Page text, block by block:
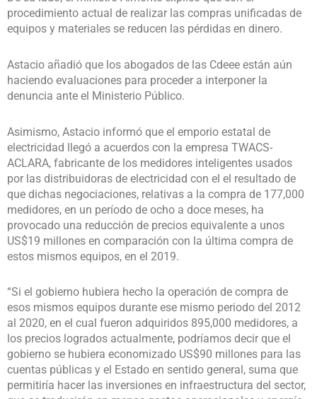
procedimiento actual de realizar las compras unificadas de
equipos y materiales se reducen las pérdidas en dinero.
Astacio añadió que los abogados de las Cdeee están aún
haciendo evaluaciones para proceder a interponer la
denuncia ante el Ministerio Público.
Asimismo, Astacio informó que el emporio estatal de
electricidad llegó a acuerdos con la empresa TWACS-
ACLARA, fabricante de los medidores inteligentes usados
por las distribuidoras de electricidad con el el resultado de
que dichas negociaciones, relativas a la compra de 177,000
medidores, en un período de ocho a doce meses, ha
provocado una reducción de precios equivalente a unos
US$19 millones en comparación con la última compra de
estos mismos equipos, en el 2019.
“Si el gobierno hubiera hecho la operación de compra de
esos mismos equipos durante ese mismo periodo del 2012
al 2020, en el cual fueron adquiridos 895,000 medidores, a
los precios logrados actualmente, podríamos decir que el
gobierno se hubiera economizado US$90 millones para las
cuentas públicas y el Estado en sentido general, suma que
permitiría hacer las inversiones en infraestructura del sector,